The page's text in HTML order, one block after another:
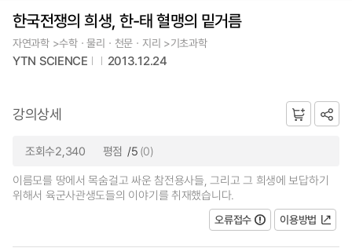
한국전쟁의 희생, 한-태 혈맹의 밑거름
자연과학 >수학ㆍ물리ㆍ천문ㆍ지리 >기초과학
YTN SCIENCE 2013.12.24
강의상세
조회수2,340 평점 /5 (0)
이름모를 땅에서 목숨걸고 싸운 참전용사들, 그리고 그 희생에 보답하기
위해서 육군사관생도들의 이야기를 취재했습니다.
오류접수
이용방법